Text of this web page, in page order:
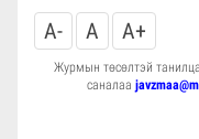
A-
A A+
Журмын төсөлтэй
саналаа